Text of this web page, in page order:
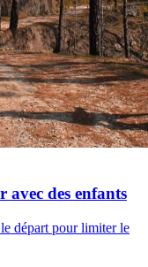
des enfants
départ pour limiter le